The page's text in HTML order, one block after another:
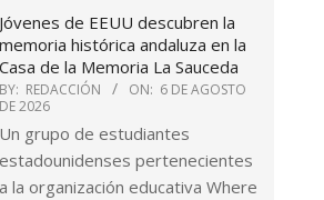
Jóvenes de EEUU descubren la
memoria histórica andaluza en la
Casa de la Memoria La Sauceda
BY: REDACCIÓN ON: 6 DE AGOSTO
DE 2026
Un grupo de estudiantes
estadounidenses pertenecientes
a la organización educativa Where